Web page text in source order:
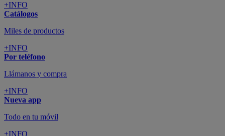
+INFO
Catálogos
Miles de productos
+INFO
Por teléfono
Llámanos y compra
+INFO
Nueva app
Todo en tu móvil
+INFO